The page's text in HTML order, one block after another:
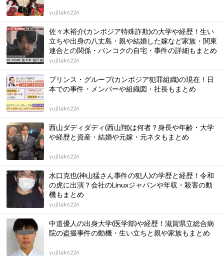
yujitake226
佐々木裕介(カンボジア特殊詐欺)の大学や経歴！生い
立ちや出身の八丈島・親や結婚した嫁など家族・関東
連合との関係・バンコクの自宅・事件の詳細もまとめ
yujitake226
プリンス・グループ(カンボジア犯罪組織)の現在！日
本での事件・メンバーや組織図・社長もまとめ
yujitake226
西山ダディダディ(西山翔)は何者？身長や年齢・大学
や経歴と資産・結婚や元嫁・元ネタもまとめ
yujitake226
水口克也(神山猛さん事件の犯人)の学歴と経歴！令和
の虎に出演？会社のLinuxジャパンや年収・殺害の動
機もまとめ
yujitake226
中道優人の出身大学(医学部)や経歴！滋賀県立総合病
院の盗撮事件の動機・生い立ちと親や家族もまとめ
yujitake226